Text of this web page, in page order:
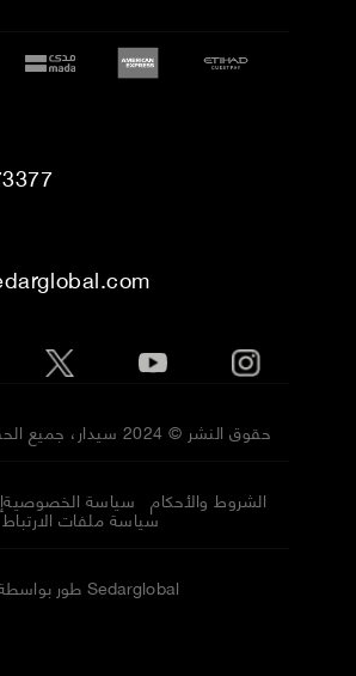
حقوق النشر © 2024 سيدار، جميع الحقوق محفوظة
سياسة الخصوصية الشروط والأحكام
سياسة ملفات الارتباط
طور بواسطة Sedarglobal